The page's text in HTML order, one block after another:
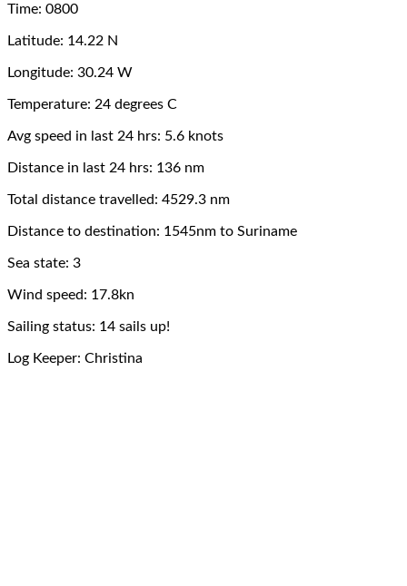
Time: 0800
Latitude: 14.22 N
Longitude: 30.24 W
Temperature: 24 degrees C
Avg speed in last 24 hrs: 5.6 knots
Distance in last 24 hrs: 136 nm
Total distance travelled: 4529.3 nm
Distance to destination: 1545nm to Suriname
Sea state: 3
Wind speed: 17.8kn
Sailing status: 14 sails up!
Log Keeper: Christina